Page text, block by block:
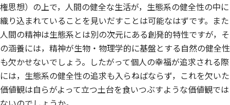
権思想）の上で，人間の健全な生活が，生態系の健全性の中に
織り込まれていることを見いだすことは可能なはずです。また
人間の精神は生態系とは別の次元にある創発的特性ですが，そ
の涵養には，精神が生物・物理学的に基盤とする自然の健全性
も欠かせないでしょう。したがって個人の幸福が追求される際
には，生態系の健全性の追求も入らねばならず，これを欠いた
価値観は自らがよって立つ土台を食いつぶすような価値観では